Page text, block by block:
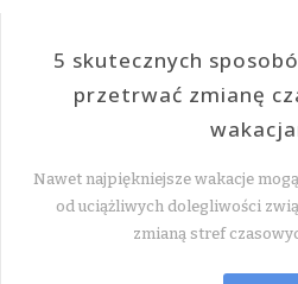
5 skutecznych
przetrwać zmianę
Nawet najpiękniejsze wakacje
od uciążliwych dolegliwości
zmianą stref